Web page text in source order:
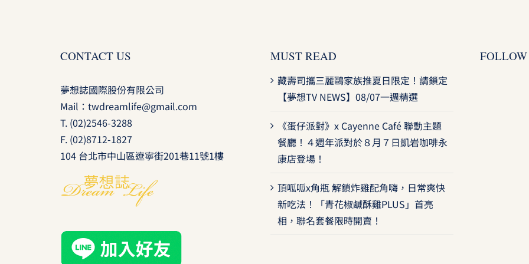
CONTACT US
夢想誌國際股份有限公司
Mail： twdreamlife@gmail.com
T. (02)2546-3288
F. (02)8712-1827
104 台北市中山區遼寧街201巷11號1樓
MUST READ
藏壽司攜三麗鷗家族推夏日限定！請鎖定
【夢想TV NEWS】08/07一週精選
《蛋仔派對》x Cayenne Café 聯動主題
餐廳！４週年派對於８月７日凱岩咖啡永
康店登場！
頂呱呱x角瓶 解鎖炸雞配角嗨，日常爽快
新吃法！「青花椒鹹酥雞PLUS」首亮
相，聯名套餐限時開賣！